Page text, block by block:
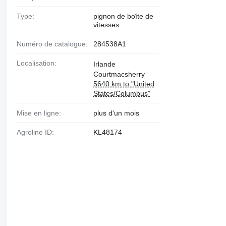
Type:
pignon de boîte de
vitesses
Numéro de catalogue: 284538A1
Localisation:
Irlande
Courtmacsherry
5640 km to "United
States/Columbus"
Mise en ligne: plus d'un mois
Agroline ID: KL48174